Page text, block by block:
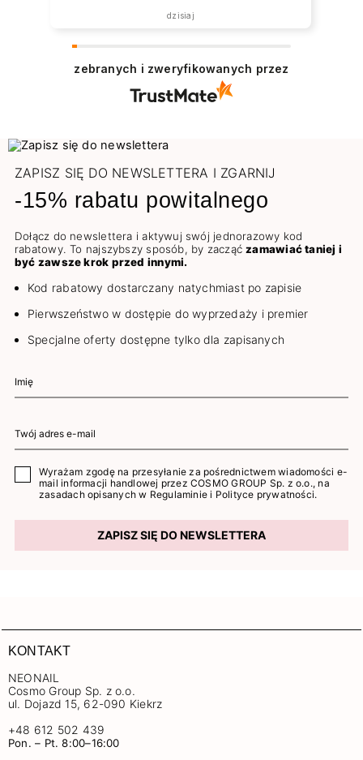
dzisiaj
zebranych i zweryfikowanych przez
ZAPISZ SIĘ DO NEWSLETTERA I ZGARNIJ
-15% rabatu powitalnego
Dołącz do newslettera i aktywuj swój jednorazowy kod
rabatowy. To najszybszy sposób, by zacząćzamawiać taniej i
być zawsze krok przed innymi.
Kod rabatowy dostarczany natychmiast po zapisie
Pierwszeństwo w dostępie do wyprzedaży i premier
Specjalne oferty dostępne tylko dla zapisanych
Wyrażam zgodę na przesyłanie za pośrednictwem wiadomości e-
mail informacji handlowej przez COSMO GROUP Sp. z o.o., na
zasadach opisanych w Regulaminie i Polityce prywatności.
ZAPISZ SIĘ DO NEWSLETTERA
KONTAKT
NEONAIL
Cosmo Group Sp. z o.o.
ul. Dojazd 15, 62-090 Kiekrz
+48 612 502 439
Pon. – Pt. 8:00–16:00